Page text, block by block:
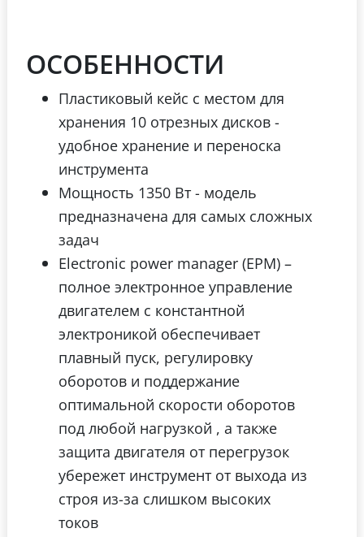
ОСОБЕННОСТИ
Пластиковый кейс с местом для
хранения 10 отрезных дисков -
удобное хранение и переноска
инструмента
Мощность 1350 Вт - модель
предназначена для самых сложных
задач
Electronic power manager (ЕРМ) –
полное электронное управление
двигателем с константной
электроникой обеспечивает
плавный пуск, регулировку
оборотов и поддержание
оптимальной скорости оборотов
под любой нагрузкой , а также
защита двигателя от перегрузок
убережет инструмент от выхода из
строя из-за слишком высоких
токов